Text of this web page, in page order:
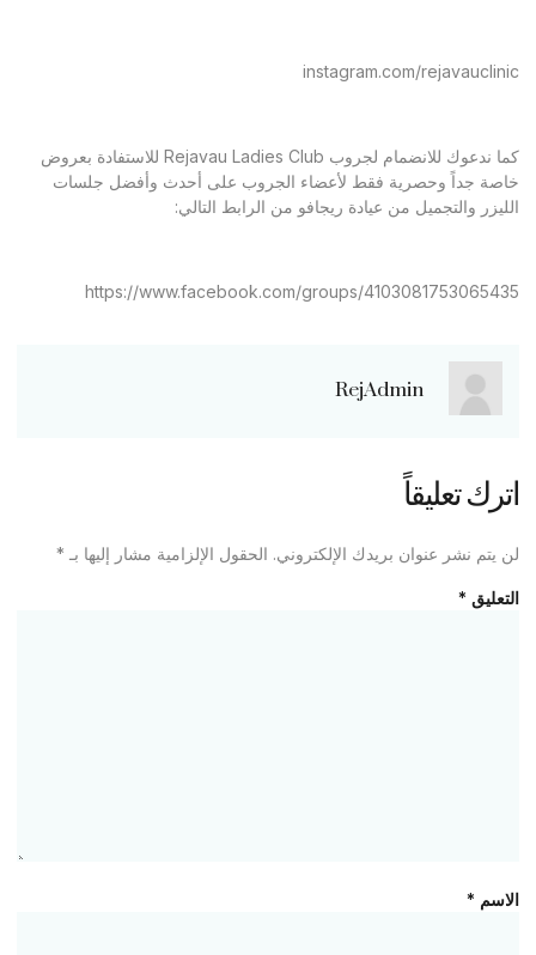
instagram.com/rejavauclinic
كما ندعوك للانضمام لجروب Rejavau Ladies Club للاستفادة بعروض
خاصة جداً وحصرية فقط لأعضاء الجروب على أحدث وأفضل جلسات
الليزر والتجميل من عيادة ريجافو من الرابط التالي:
https://www.facebook.com/groups/4103081753065435
RejAdmin
اترك تعليقاً
لن يتم نشر عنوان بريدك الإلكتروني. الحقول الإلزامية مشار إليها بـ *
التعليق *
الاسم *